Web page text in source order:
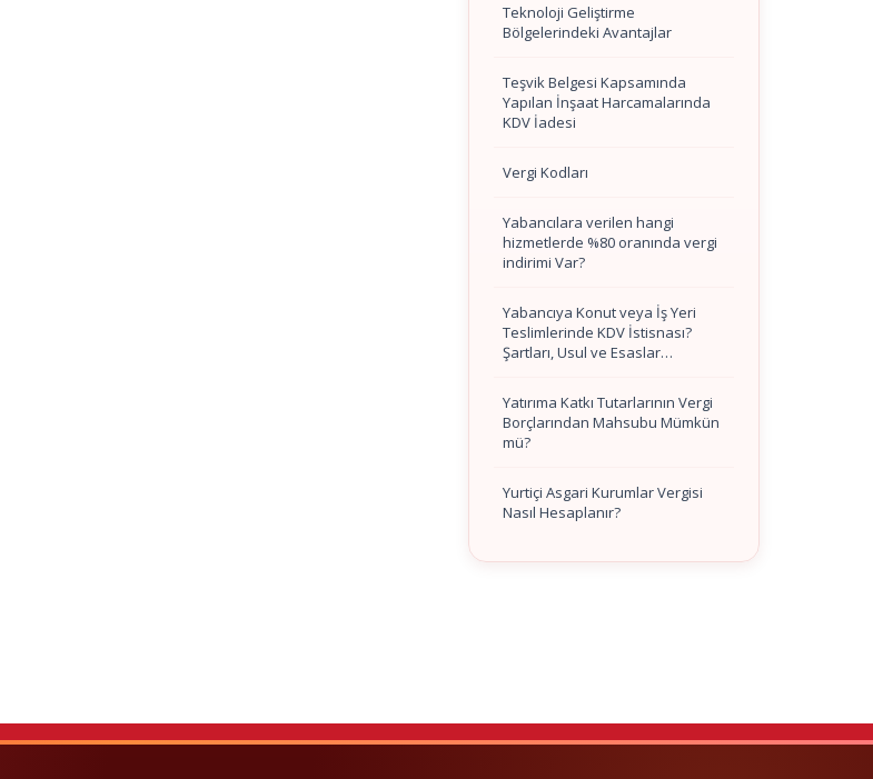
Teknoloji Geliştirme
Bölgelerindeki Avantajlar
Teşvik Belgesi Kapsamında
Yapılan İnşaat Harcamalarında
KDV İadesi
Vergi Kodları
Yabancılara verilen hangi
hizmetlerde %80 oranında vergi
indirimi Var?
Yabancıya Konut veya İş Yeri
Teslimlerinde KDV İstisnası?
Şartları, Usul ve Esaslar…
Yatırıma Katkı Tutarlarının Vergi
Borçlarından Mahsubu Mümkün
mü?
Yurtiçi Asgari Kurumlar Vergisi
Nasıl Hesaplanır?